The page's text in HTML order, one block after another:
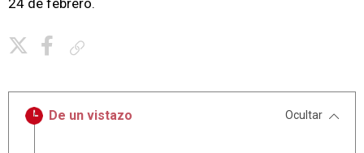
24 de febrero.
De un vistazo Ocultar